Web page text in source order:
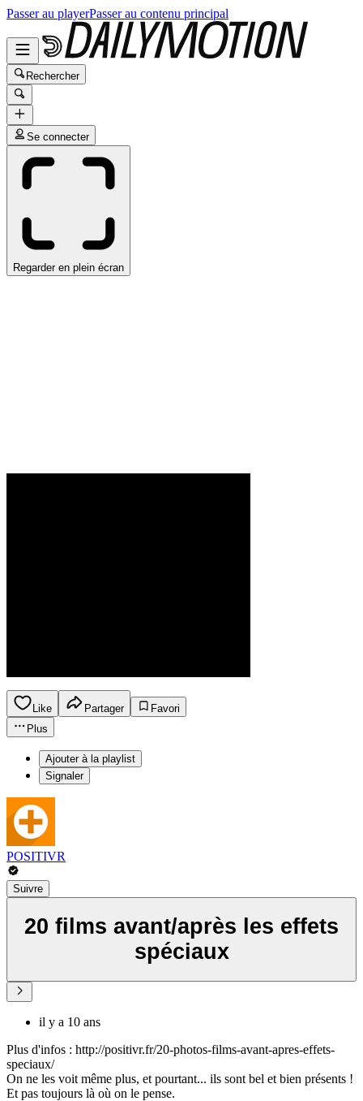
Passer au playerPasser au contenu principal
Rechercher
Se connecter
Regarder en plein écran
Like Partager
Favori
Plus
Ajouter à la playlist
Signaler
POSITIVR
Suivre
20 films avant/après les effets
spéciaux
il y a 10 ans
Plus d'infos : http://positivr.fr/20-photos-films-avant-apres-effets-
speciaux/
On ne les voit même plus, et pourtant... ils sont bel et bien présents !
Et pas toujours là où on le pense.